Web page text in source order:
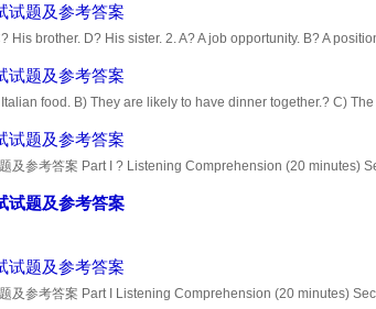
试题及参考答案
His brother. D? His sister. 2. A? A job opportunity. B? A
试题及参考答案
food. B) They are likely to have dinner together.? C)
试题及参考答案
及参考答案 Part I ? Listening Comprehension (20 minutes)
试题及参考答案
试题及参考答案
及参考答案 Part I Listening Comprehension (20 minutes)